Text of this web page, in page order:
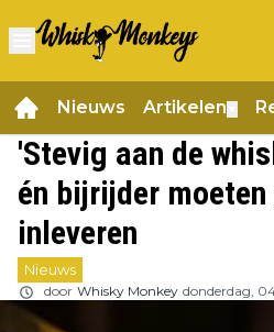
Nieuws Artikelen
'Stevig aan de
én bijrijder
inleveren
Nieuws
door Whisky Monkey donderdag,